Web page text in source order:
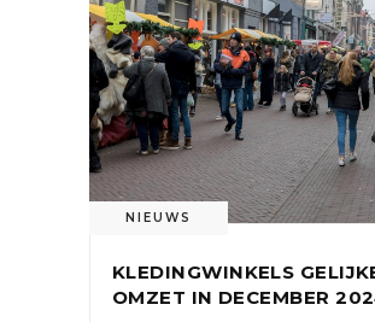
NIEUWS
KLEDINGWINKELS
OMZET IN DECEMBER